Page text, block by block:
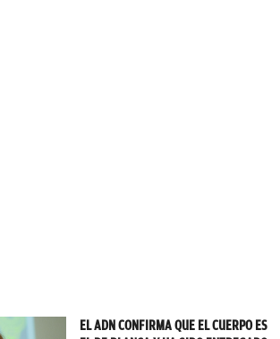
EL ADN CONFIRMA QUE EL CUERPO ES